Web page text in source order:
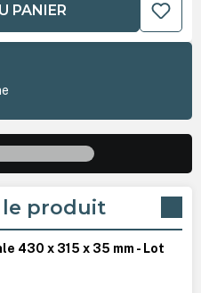
PANIER
produit
430 x 315 x 35 mm - Lot